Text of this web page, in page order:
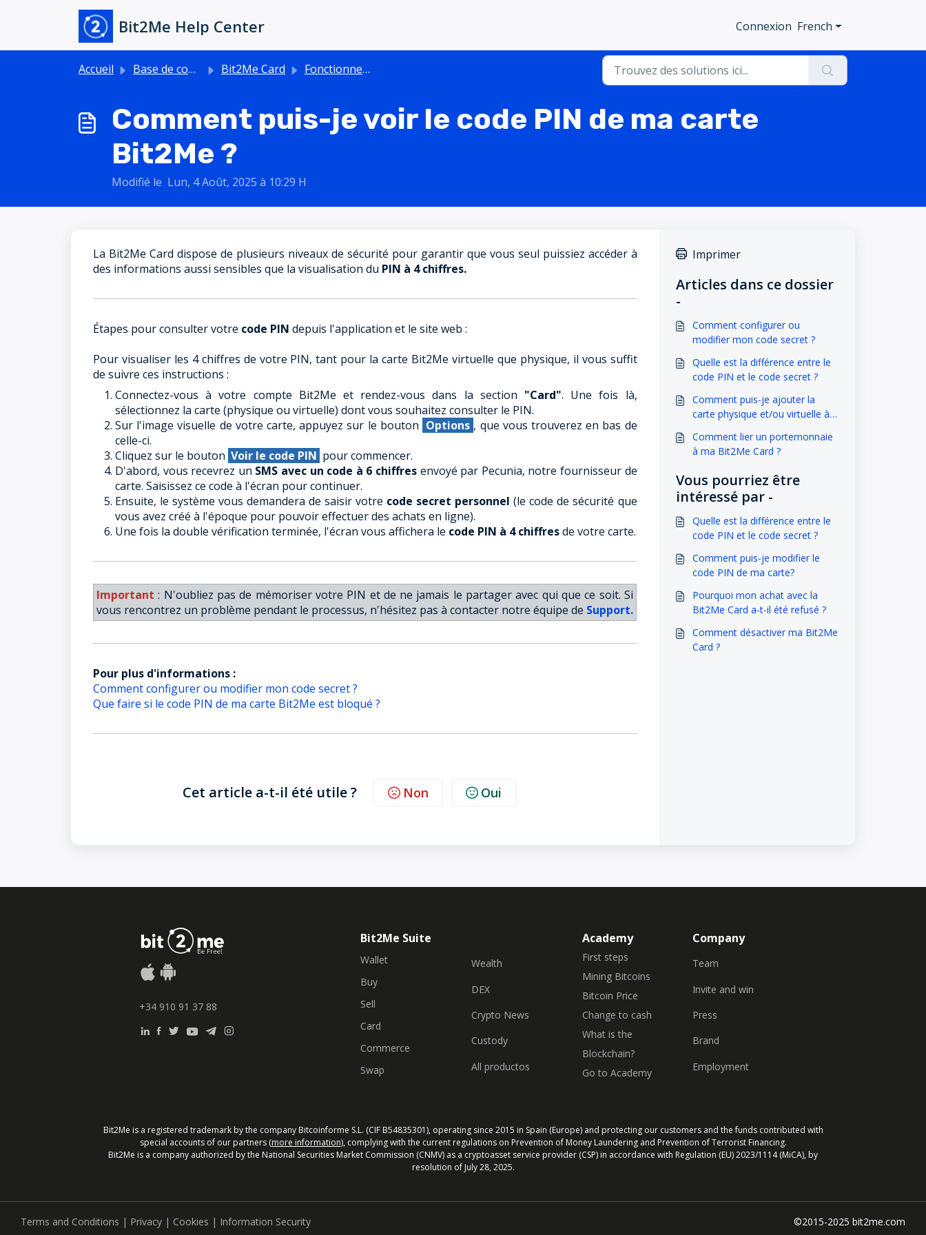
Passer au contenu principal
Bit2Me Help Center Connexion French
Accueil Base de connaissances Bit2Me Card Fonctionnement de la Bit2Me Card
Comment puis-je voir le code PIN de ma carte
Bit2Me ?
Modifié le Lun, 4 Août, 2025 à 10:29 H
La Bit2Me Card dispose de plusieurs niveaux de sécurité pour garantir que vous seul puissiez accéder à
des informations aussi sensibles que la visualisation du PIN à 4 chiffres.
Étapes pour consulter votre code PIN depuis l'application et le site web :
Pour visualiser les 4 chiffres de votre PIN, tant pour la carte Bit2Me virtuelle que physique, il vous suffit
de suivre ces instructions :
Connectez-vous à votre compte Bit2Me et rendez-vous dans la section "Card". Une fois là,
sélectionnez la carte (physique ou virtuelle) dont vous souhaitez consulter le PIN.
Sur l'image visuelle de votre carte, appuyez sur le bouton Options , que vous trouverez en bas de
celle-ci.
Cliquez sur le bouton Voir le code PIN pour commencer.
D'abord, vous recevrez un SMS avec un code à 6 chiffresenvoyé par Pecunia, notre fournisseur de
carte. Saisissez ce code à l'écran pour continuer.
Ensuite, le système vous demandera de saisir votre code secret personnel (le code de sécurité que
vous avez créé à l'époque pour pouvoir effectuer des achats en ligne).
Une fois la double vérification terminée, l'écran vous affichera le code PIN à 4 chiffresde votre carte.
Important : N'oubliez pas de mémoriser votre PIN et de ne jamais le partager avec qui que ce soit. Si
vous rencontrez un problème pendant le processus, n'hésitez pas à contacter notre équipe de Support.
Pour plus d'informations :
Comment configurer ou modifier mon code secret ?
Que faire si le code PIN de ma carte Bit2Me est bloqué ?
Cet article a-t-il été utile ? Non Oui
Imprimer
Articles dans ce dossier
-
Comment configurer ou
modifier mon code secret ?
Quelle est la différence entre le
code PIN et le code secret ?
Comment puis-je ajouter la
carte physique et/ou virtuelle à
Comment lier un portemonnaie
à ma Bit2Me Card ?
Vous pourriez être
intéressé par -
Quelle est la différence entre le
code PIN et le code secret ?
Comment puis-je modifier le
code PIN de ma carte?
Pourquoi mon achat avec la
Bit2Me Card a-t-il été refusé ?
Comment désactiver ma Bit2Me
Card ?
+34 910 91 37 88
Bit2Me Suite
Wallet
Buy
Sell
Card
Commerce
Swap
Wealth
DEX
Crypto News
Custody
All productos
Academy
First steps
Mining Bitcoins
Bitcoin Price
Change to cash
What is the
Blockchain?
Go to Academy
Company
Team
Invite and win
Press
Brand
Employment
Bit2Me is a registered trademark by the company Bitcoinforme S.L. (CIF B54835301), operating since 2015 in Spain (Europe) and protecting our customers and the funds contributed with
special accounts of our partners (more information), complying with the current regulations on Prevention of Money Laundering and Prevention of Terrorist Financing.
Bit2Me is a company authorized by the National Securities Market Commission (CNMV) as a cryptoasset service provider (CSP) in accordance with Regulation (EU) 2023/1114 (MiCA), by
resolution of July 28, 2025.
Terms and Conditions | Privacy | Cookies | Information Security ©2015-2025 bit2me.com